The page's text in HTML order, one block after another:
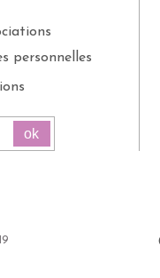
personnelles
ok